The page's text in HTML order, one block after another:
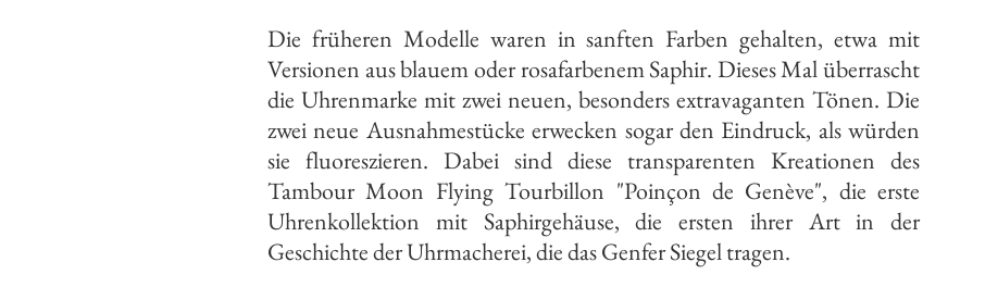
Die früheren Modelle waren in sanften Farben gehalten, etwa mit
Versionen aus blauem oder rosafarbenem Saphir. Dieses Mal überrascht
die Uhrenmarke mit zwei neuen, besonders extravaganten Tönen. Die
zwei neue Ausnahmestücke erwecken sogar den Eindruck, als würden
sie fluoreszieren. Dabei sind diese transparenten Kreationen des
Tambour Moon Flying Tourbillon "Poinçon de Genève", die erste
Uhrenkollektion mit Saphirgehäuse, die ersten ihrer Art in der
Geschichte der Uhrmacherei, die das Genfer Siegel tragen.